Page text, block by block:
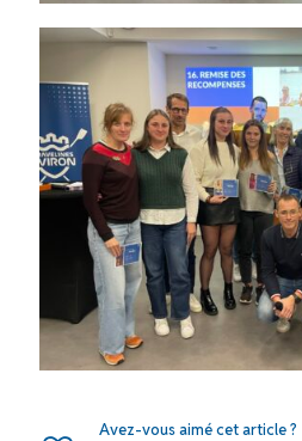
Avez-vous aimé cet article ?